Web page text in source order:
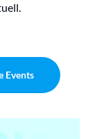
Events